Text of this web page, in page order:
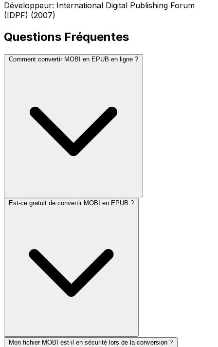
Développeur: International Digital Publishing Forum
(IDPF) (2007)
Questions Fréquentes
Comment convertir MOBI en EPUB en ligne ?
Est-ce gratuit de convertir MOBI en EPUB ?
Mon fichier MOBI est-il en sécurité lors de la conversion ?